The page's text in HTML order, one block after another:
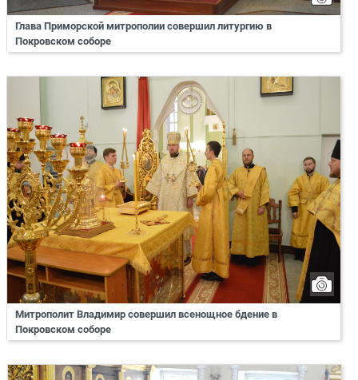
Глава Приморской митрополии совершил литургию в
Покровском соборе
Митрополит Владимир совершил всенощное бдение в
Покровском соборе